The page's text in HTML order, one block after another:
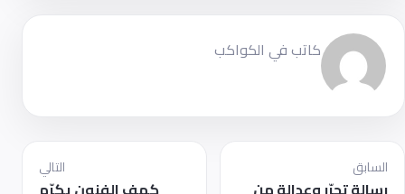
كاتب في الكواكب
السابق التالي